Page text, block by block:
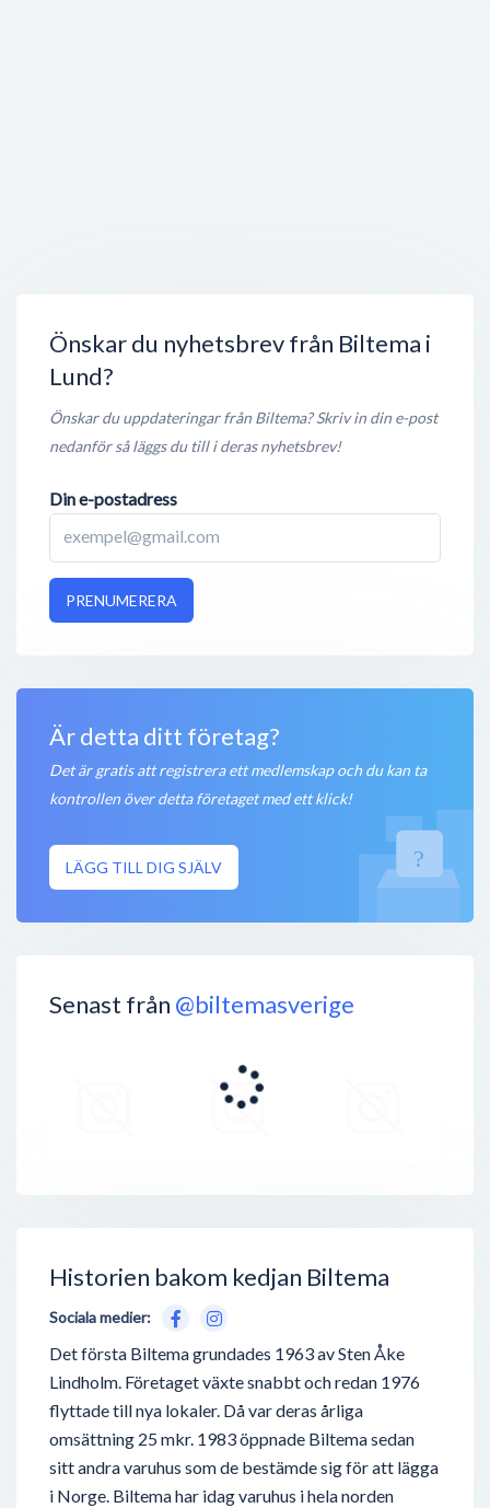
Önskar du nyhetsbrev från Biltema i
Lund?
Önskar du uppdateringar från Biltema? Skriv in din e-post
nedanför så läggs du till i deras nyhetsbrev!
Din e-postadress
PRENUMERERA
Är detta ditt företag?
Det är gratis att registrera ett medlemskap och du kan ta
kontrollen över detta företaget med ett klick!
LÄGG TILL DIG SJÄLV
Senast från @biltemasverige
Historien bakom kedjan Biltema
Sociala medier:
Det första Biltema grundades 1963 av Sten Åke
Lindholm. Företaget växte snabbt och redan 1976
flyttade till nya lokaler. Då var deras årliga
omsättning 25 mkr. 1983 öppnade Biltema sedan
sitt andra varuhus som de bestämde sig för att lägga
i Norge. Biltema har idag varuhus i hela norden